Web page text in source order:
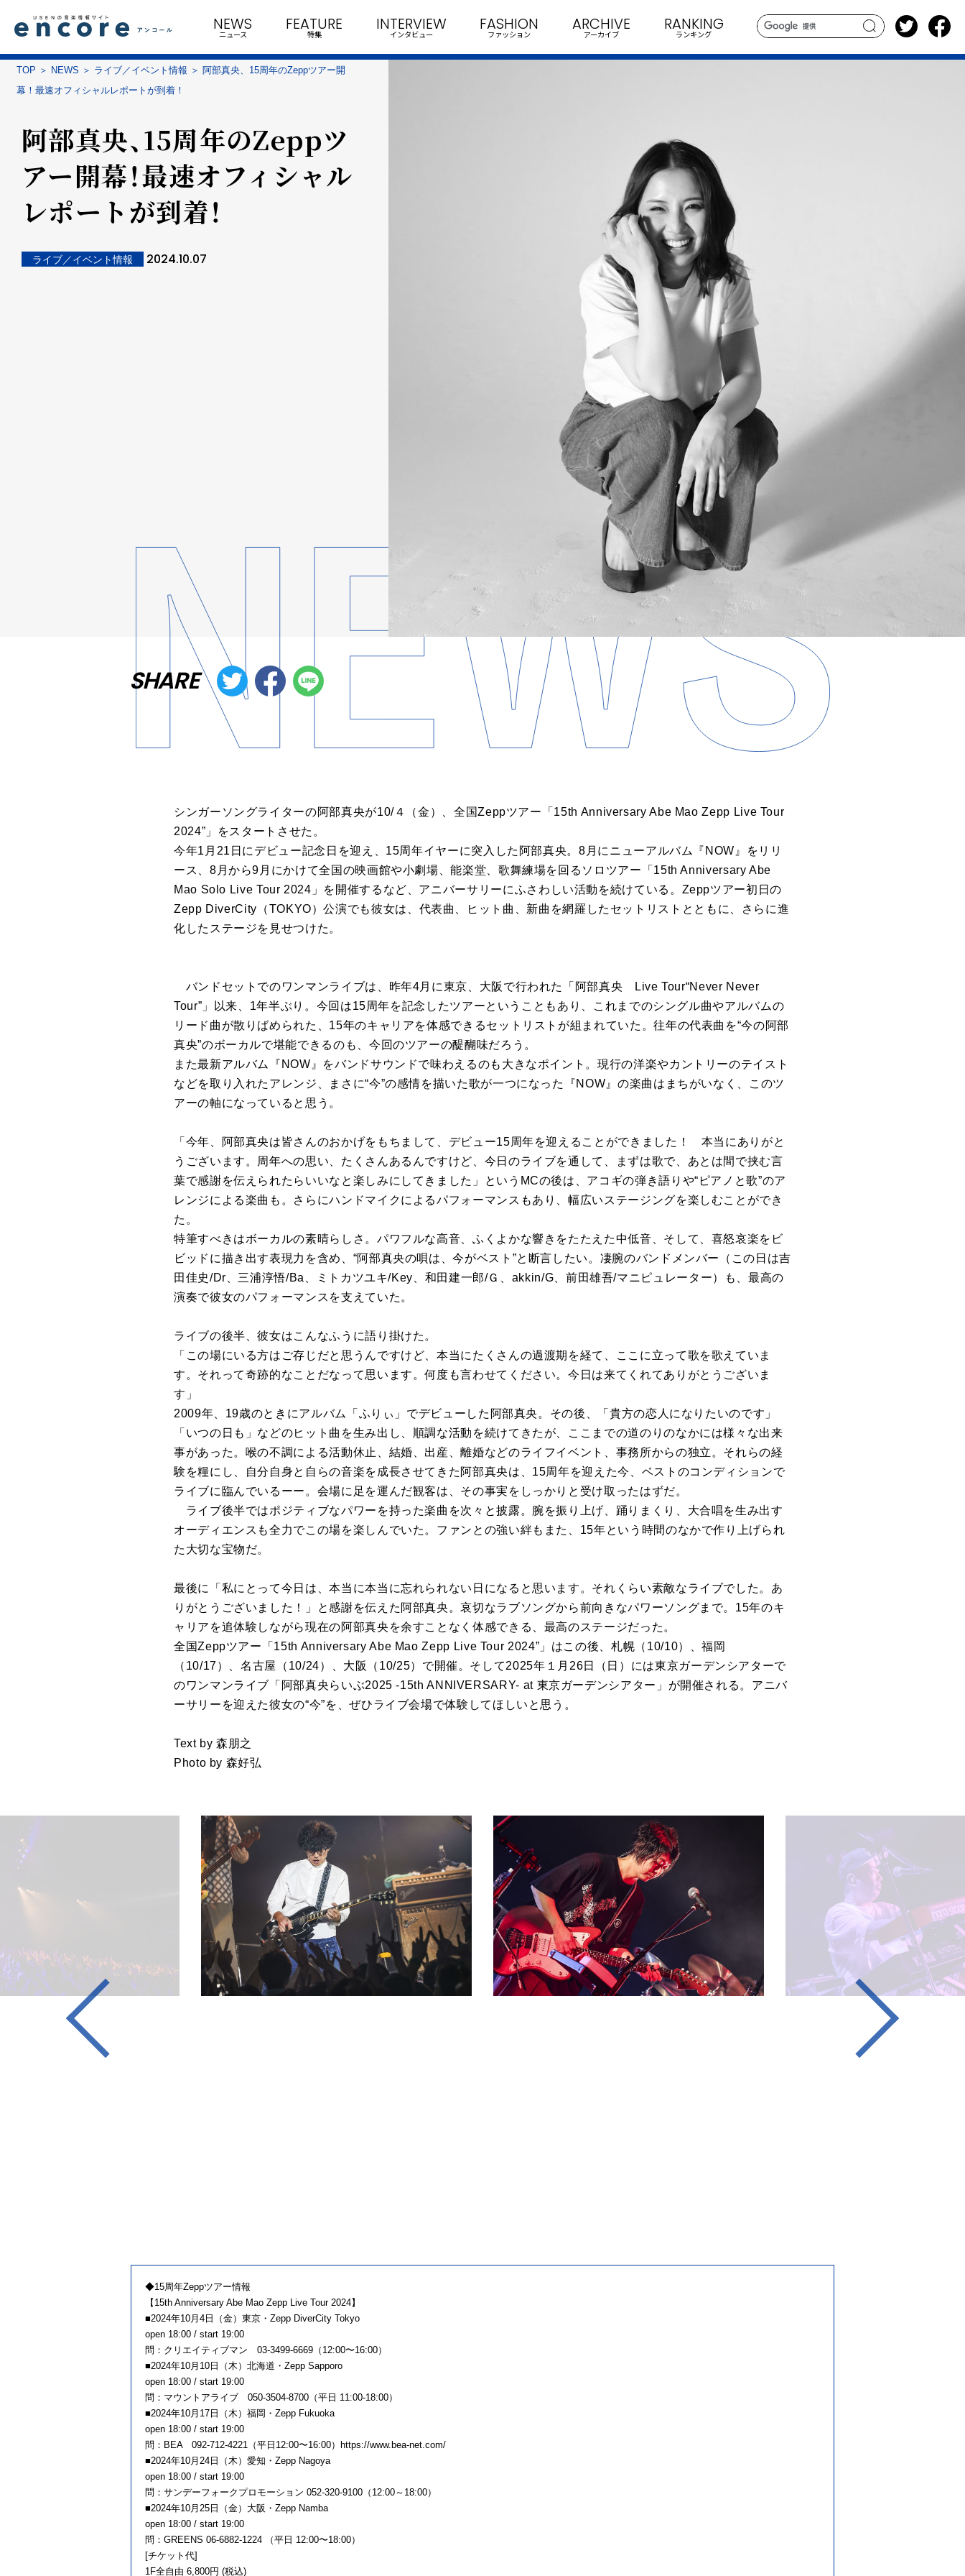
search
NEWS
ニュース
FEATURE
特集
INTERVIEW
インタビュー
FASHION
ファッション
ARCHIVE
アーカイブ
RANKING
ランキング
TOP NEWS ライブ／イベント情報
阿部真央、15周年のZeppツアー開
幕！最速オフィシャルレポートが到着！
阿部真央、15周年のZeppツ
アー開幕！最速オフィシャル
レポートが到着！
ライブ／イベント情報 2024.10.07
SHARE
シンガーソングライターの阿部真央が10/４（金）、全国Zeppツアー「15th Anniversary Abe Mao Zepp Live Tour
2024”」をスタートさせた。
今年1月21日にデビュー記念日を迎え、15周年イヤーに突入した阿部真央。8月にニューアルバム『NOW』をリリ
ース、8月から9月にかけて全国の映画館や小劇場、能楽堂、歌舞練場を回るソロツアー「15th Anniversary Abe
Mao Solo Live Tour 2024」を開催するなど、アニバーサリーにふさわしい活動を続けている。Zeppツアー初日の
Zepp DiverCity（TOKYO）公演でも彼女は、代表曲、ヒット曲、新曲を網羅したセットリストとともに、さらに進
化したステージを見せつけた。
バンドセットでのワンマンライブは、昨年4月に東京、大阪で行われた「阿部真央 Live Tour“Never Never
Tour”」以来、1年半ぶり。今回は15周年を記念したツアーということもあり、これまでのシングル曲やアルバムの
リード曲が散りばめられた、15年のキャリアを体感できるセットリストが組まれていた。往年の代表曲を“今の阿部
真央”のボーカルで堪能できるのも、今回のツアーの醍醐味だろう。
また最新アルバム『NOW』をバンドサウンドで味わえるのも大きなポイント。現行の洋楽やカントリーのテイスト
などを取り入れたアレンジ、まさに“今”の感情を描いた歌が一つになった『NOW』の楽曲はまちがいなく、このツ
アーの軸になっていると思う。
「今年、阿部真央は皆さんのおかげをもちまして、デビュー15周年を迎えることができました！ 本当にありがと
うございます。周年への思い、たくさんあるんですけど、今日のライブを通して、まずは歌で、あとは間で挟む言
葉で感謝を伝えられたらいいなと楽しみにしてきました」というMCの後は、アコギの弾き語りや“ピアノと歌”のア
レンジによる楽曲も。さらにハンドマイクによるパフォーマンスもあり、幅広いステージングを楽しむことができ
た。
特筆すべきはボーカルの素晴らしさ。パワフルな高音、ふくよかな響きをたたえた中低音、そして、喜怒哀楽をビ
ビッドに描き出す表現力を含め、“阿部真央の唄は、今がベスト”と断言したい。凄腕のバンドメンバー（この日は吉
田佳史/Dr、三浦淳悟/Ba、ミトカツユキ/Key、和田建一郎/Ｇ、akkin/G、前田雄吾/マニピュレーター）も、最高の
演奏で彼女のパフォーマンスを支えていた。
ライブの後半、彼女はこんなふうに語り掛けた。
「この場にいる方はご存じだと思うんですけど、本当にたくさんの過渡期を経て、ここに立って歌を歌えていま
す。それって奇跡的なことだなって思います。何度も言わせてください。今日は来てくれてありがとうございま
す」
2009年、19歳のときにアルバム「ふりぃ」でデビューした阿部真央。その後、「貴方の恋人になりたいのです」
「いつの日も」などのヒット曲を生み出し、順調な活動を続けてきたが、ここまでの道のりのなかには様々な出来
事があった。喉の不調による活動休止、結婚、出産、離婚などのライフイベント、事務所からの独立。それらの経
験を糧にし、自分自身と自らの音楽を成長させてきた阿部真央は、15周年を迎えた今、ベストのコンディションで
ライブに臨んでいるーー。会場に足を運んだ観客は、その事実をしっかりと受け取ったはずだ。
ライブ後半ではポジティブなパワーを持った楽曲を次々と披露。腕を振り上げ、踊りまくり、大合唱を生み出す
オーディエンスも全力でこの場を楽しんでいた。ファンとの強い絆もまた、15年という時間のなかで作り上げられ
た大切な宝物だ。
最後に「私にとって今日は、本当に本当に忘れられない日になると思います。それくらい素敵なライブでした。あ
りがとうございました！」と感謝を伝えた阿部真央。哀切なラブソングから前向きなパワーソングまで。15年のキ
ャリアを追体験しながら現在の阿部真央を余すことなく体感できる、最高のステージだった。
全国Zeppツアー「15th Anniversary Abe Mao Zepp Live Tour 2024”」はこの後、札幌（10/10）、福岡
（10/17）、名古屋（10/24）、大阪（10/25）で開催。そして2025年１月26日（日）には東京ガーデンシアターで
のワンマンライブ「阿部真央らいぶ2025 -15th ANNIVERSARY- at 東京ガーデンシアター」が開催される。アニバ
ーサリーを迎えた彼女の“今”を、ぜひライブ会場で体験してほしいと思う。
Text by 森朋之
Photo by 森好弘
◆15周年Zeppツアー情報
【15th Anniversary Abe Mao Zepp Live Tour 2024】
■2024年10月4日（金）東京・Zepp DiverCity Tokyo
open 18:00 / start 19:00
問：クリエイティブマン 03-3499-6669（12:00〜16:00）
■2024年10月10日（木）北海道・Zepp Sapporo
open 18:00 / start 19:00
問：マウントアライブ 050-3504-8700（平日 11:00-18:00）
■2024年10月17日（木）福岡・Zepp Fukuoka
open 18:00 / start 19:00
問：BEA 092-712-4221（平日12:00〜16:00）https://www.bea-net.com/
■2024年10月24日（木）愛知・Zepp Nagoya
open 18:00 / start 19:00
問：サンデーフォークプロモーション 052-320-9100（12:00～18:00）
■2024年10月25日（金）大阪・Zepp Namba
open 18:00 / start 19:00
問：GREENS 06-6882-1224 （平日 12:00〜18:00）
[チケット代]
1F全自由 6,800円 (税込)